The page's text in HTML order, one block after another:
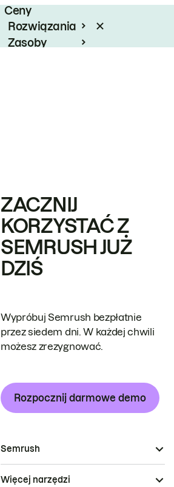
Ceny
Rozwiązania
Zasoby
ZACZNIJ
KORZYSTAĆ Z
SEMRUSH JUŻ
DZIŚ
Wypróbuj Semrush bezpłatnie
przez siedem dni. W każdej chwili
możesz zrezygnować.
Rozpocznij darmowe demo
Semrush
Więcej narzędzi